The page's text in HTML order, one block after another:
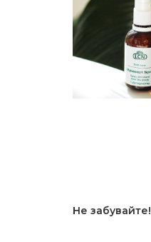
Не забувайте!